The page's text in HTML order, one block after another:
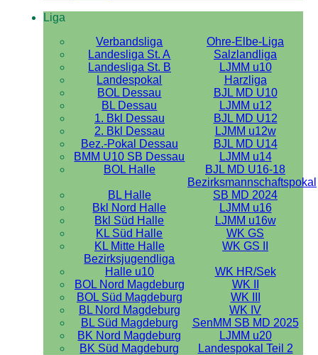
Liga
Verbandsliga
Ohre-Elbe-Liga
Landesliga St. A
Salzlandliga
Landesliga St. B
LJMM u10
Landespokal
Harzliga
BOL Dessau
BJL MD U10
BL Dessau
LJMM u12
1. Bkl Dessau
BJL MD U12
2. Bkl Dessau
LJMM u12w
Bez.-Pokal Dessau
BJL MD U14
BMM U10 SB Dessau
LJMM u14
BOL Halle
BJL MD U16-18
BL Halle
Bezirksmannschaftspokal
SB MD 2024
Bkl Nord Halle
LJMM u16
Bkl Süd Halle
LJMM u16w
KL Süd Halle
WK GS
KL Mitte Halle
WK GS II
Bezirksjugendliga
Halle u10
WK HR/Sek
BOL Nord Magdeburg
WK II
BOL Süd Magdeburg
WK III
BL Nord Magdeburg
WK IV
BL Süd Magdeburg
SenMM SB MD 2025
BK Nord Magdeburg
LJMM u20
BK Süd Magdeburg
Landespokal Teil 2